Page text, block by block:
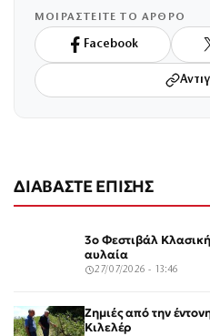
ΜΟΙΡΑΣΤΕΙΤΕ ΤΟ ΑΡΘΡΟ
Facebook
ΔΙΑΒΑΣΤΕ ΕΠΙΣΗΣ
3ο Φεστιβάλ
αυλαία
27/07/2026 - 13:46
Ζημιές από την
Κιλελέρ